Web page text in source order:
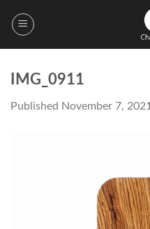
IMG_0911
Published November 7, 2021